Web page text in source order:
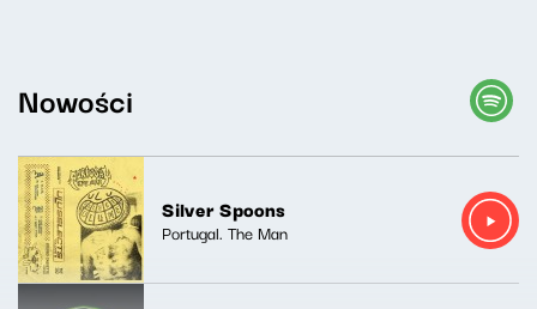
Nowości
Silver Spoons
Portugal. The Man